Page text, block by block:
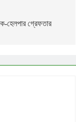
হেলপার গ্রেফতার